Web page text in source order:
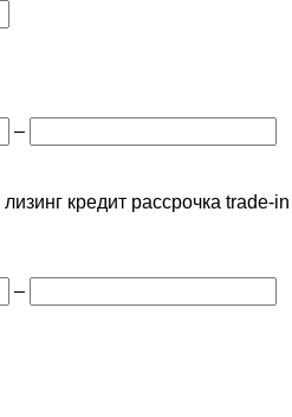
–
лизинг кредит рассрочка trade-in
–